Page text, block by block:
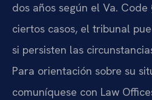
dos años según el Va. Code
ciertos casos, el tribunal
si persisten las
Para orientación sobre su
comuníquese con Law